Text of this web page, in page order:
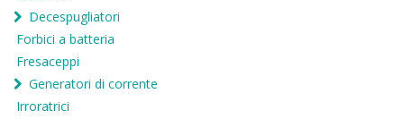
Decespugliatori
Forbici a batteria
Fresaceppi
Generatori di corrente
Irroratrici